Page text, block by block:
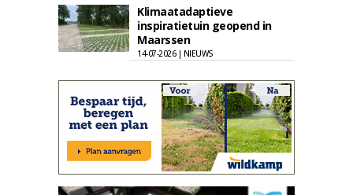
Klimaatadaptieve
inspiratietuin geopend in
Maarssen
14-07-2026 | NIEUWS